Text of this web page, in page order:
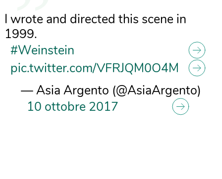
I wrote and directed this scene in
1999.
#Weinstein
pic.twitter.com/VFRJQM0O4M
— Asia Argento (@AsiaArgento)
10 ottobre 2017